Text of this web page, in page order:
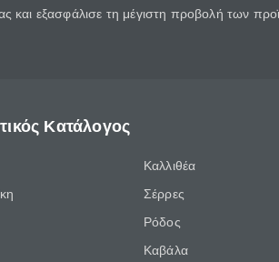
και εξασφάλισε τη μέγιστη προβολή των
Κατάλογος
Καλλιθέα
Σέρρες
Ρόδος
Καβάλα